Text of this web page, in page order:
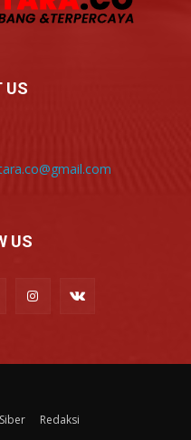
US
US
Redaksi